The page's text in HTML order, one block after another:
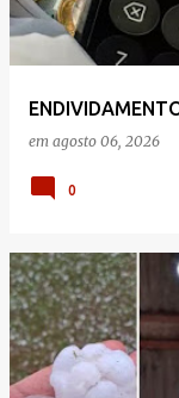
em agosto 06, 2026
0